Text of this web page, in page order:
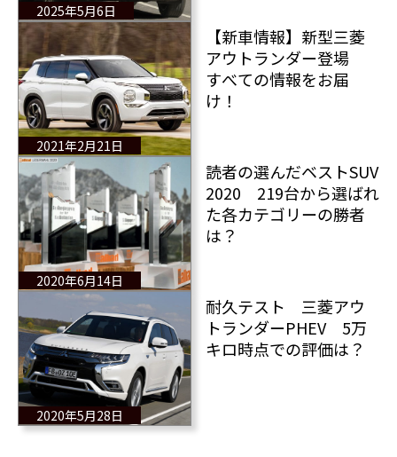
2025年5月6日
2021年2月21日
【新車情報】新型三菱
アウトランダー登場
すべての情報をお届
け！
2020年6月14日
読者の選んだベストSUV
2020 219台から選ばれ
た各カテゴリーの勝者
は？
2020年5月28日
耐久テスト 三菱アウ
トランダーPHEV 5万
キロ時点での評価は？